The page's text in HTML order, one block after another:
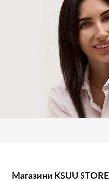
Магазини KSUU STORE